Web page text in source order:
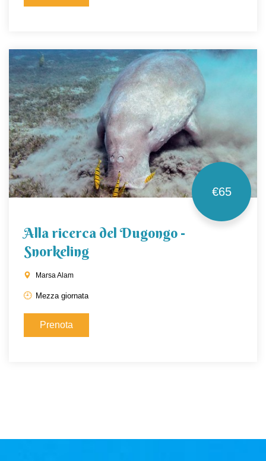
€65
Alla ricerca del Dugongo -
Snorkeling
Marsa Alam
Mezza giornata
Prenota